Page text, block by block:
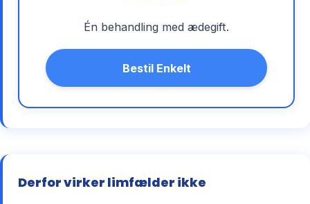
Én behandling med ædegift.
Bestil Enkelt
Derfor virker limfælder ikke